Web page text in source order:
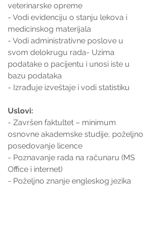
veterinarske opreme
- Vodi evidenciju o stanju lekova i
medicinskog materijala
- Vodi administrativne poslove u
svom delokrugu rada- Uzima
podatake o pacijentu i unosi iste u
bazu podataka
- Izrađuje izveštaje i vodi statistiku
Uslovi:
- Završen faktultet – minimum
osnovne akademske studije, poželjno
posedovanje licence
- Poznavanje rada na računaru (MS
Office i internet)
- Poželjno znanje engleskog jezika